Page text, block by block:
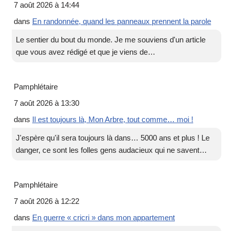
7 août 2026 à 14:44
dans En randonnée, quand les panneaux prennent la parole
Le sentier du bout du monde. Je me souviens d'un article
que vous avez rédigé et que je viens de…
Pamphlétaire
7 août 2026 à 13:30
dans Il est toujours là, Mon Arbre, tout comme… moi !
J'espère qu'il sera toujours là dans… 5000 ans et plus ! Le
danger, ce sont les folles gens audacieux qui ne savent…
Pamphlétaire
7 août 2026 à 12:22
dans En guerre « cricri » dans mon appartement